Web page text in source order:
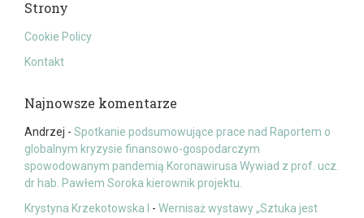
Strony
Cookie Policy
Kontakt
Najnowsze komentarze
Andrzej - Spotkanie podsumowujące prace nad Raportem o
globalnym kryzysie finansowo-gospodarczym
spowodowanym pandemią Koronawirusa Wywiad z prof. ucz.
dr hab. Pawłem Soroka kierownik projektu.
Krystyna Krzekotowska I
- Wernisaż wystawy „Sztuka jest